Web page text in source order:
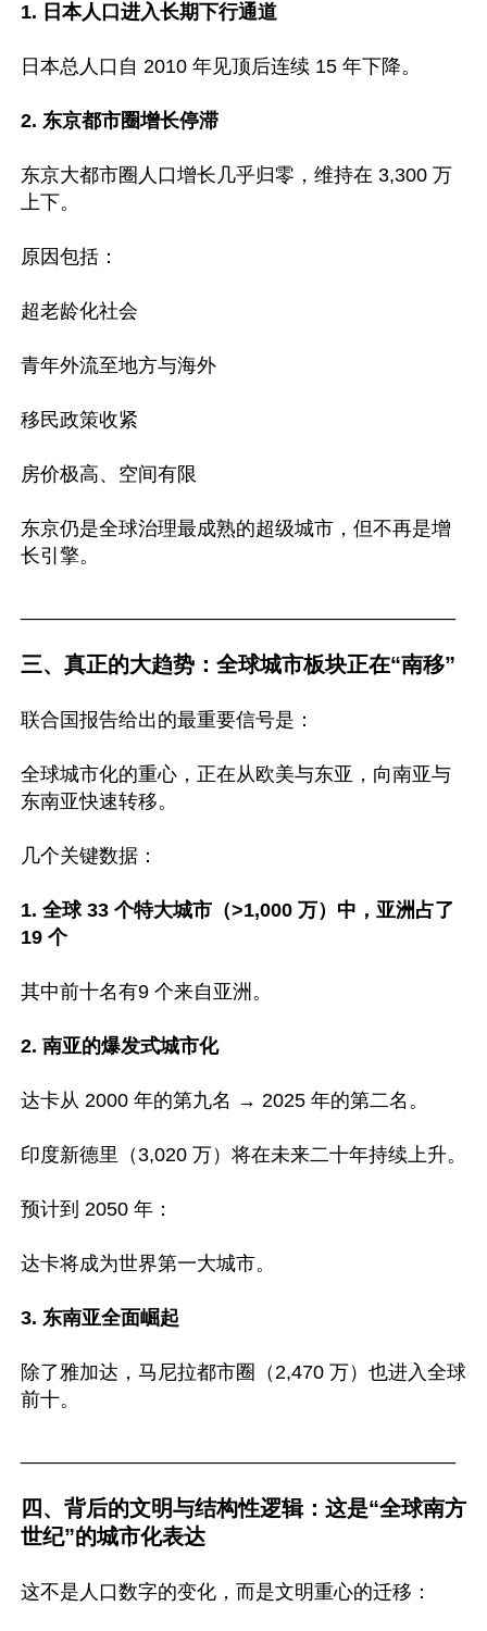
1. 日本人口进入长期下行通道
日本总人口自 2010 年见顶后连续 15 年下降。
2. 东京都市圈增长停滞
东京大都市圈人口增长几乎归零，维持在 3,300 万
上下。
原因包括：
超老龄化社会
青年外流至地方与海外
移民政策收紧
房价极高、空间有限
东京仍是全球治理最成熟的超级城市，但不再是增
长引擎。
三、真正的大趋势：全球城市板块正在“南移”
联合国报告给出的最重要信号是：
全球城市化的重心，正在从欧美与东亚，向南亚与
东南亚快速转移。
几个关键数据：
1. 全球 33 个特大城市（>1,000 万）中，亚洲占了
19 个
其中前十名有9 个来自亚洲。
2. 南亚的爆发式城市化
达卡从 2000 年的第九名 → 2025 年的第二名。
印度新德里（3,020 万）将在未来二十年持续上升。
预计到 2050 年：
达卡将成为世界第一大城市。
3. 东南亚全面崛起
除了雅加达，马尼拉都市圈（2,470 万）也进入全球
前十。
四、背后的文明与结构性逻辑：这是“全球南方
世纪”的城市化表达
这不是人口数字的变化，而是文明重心的迁移：